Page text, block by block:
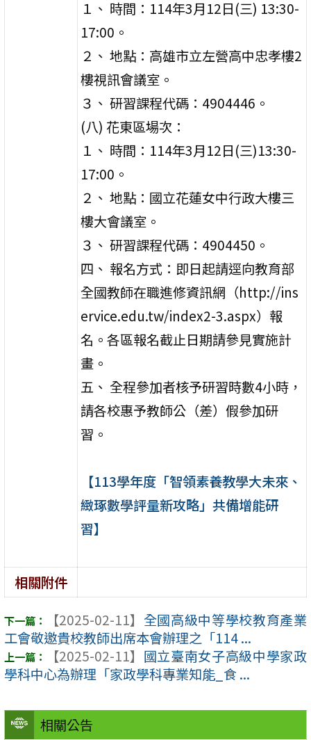
相關公告
１、 時間：114年3月12日(三) 13:30-
17:00。
２、 地點：高雄市立左營高中忠孝樓2
樓視訊會議室。
３、 研習課程代碼：4904446。
(八) 花東區場次：
１、 時間：114年3月12日(三)13:30-
17:00。
２、 地點：國立花蓮女中行政大樓三
樓大會議室。
３、 研習課程代碼：4904450。
四、 報名方式：即日起請逕向教育部
全國教師在職進修資訊網（http://ins
ervice.edu.tw/index2-3.aspx）報
名。各區報名截止日期請參見實施計
畫。
五、 全程參加者核予研習時數4小時，
請各校惠予教師公（差）假參加研
習。
【113學年度「智領素養教學大未來、
緻琢數學評量新攻略」共備增能研
習】
相關附件
【2025-02-11】 全國高級中等學校教育產業
工會敬邀貴校教師出席本會辦理之「114 ...
【2025-02-11】 國立臺南女子高級中學家政
學科中心為辦理「家政學科專業知能_食 ...